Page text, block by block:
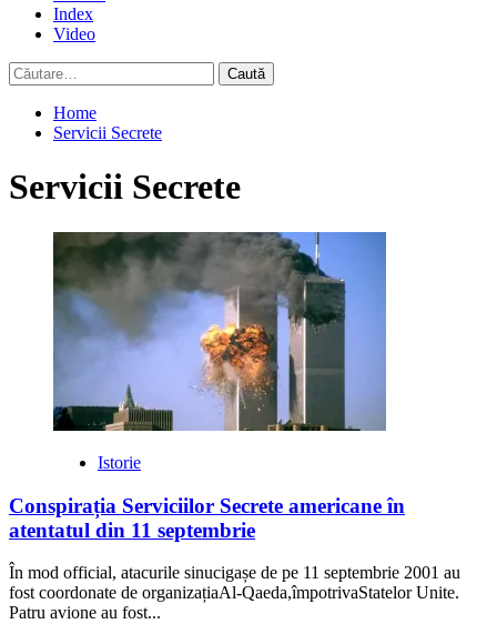
Index
Video
Caută
după:
Home
Servicii Secrete
Servicii Secrete
Istorie
Conspirația Serviciilor Secrete americane în
atentatul din 11 septembrie
În mod official, atacurile sinucigașe de pe 11 septembrie 2001 au
fost coordonate de organizațiaAl-Qaeda,împotrivaStatelor Unite.
Patru avione au fost...